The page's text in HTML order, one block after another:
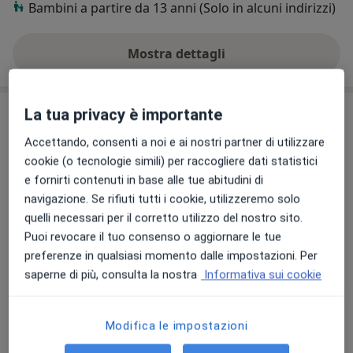
risulta essere predominante quello interno.
Ho conseguito la Laurea in Scienze dell’Investigazione
presso l’Università degli Studi dell’Aquila
del Master in “Tecnologie e Applicazioni per le Indagini
Scientifiche” presso l’Università Degli Studi di Firenze;
ho acquisito diversi perfezionamenti tra cui “Scienze
Forensi” e “Investigazioni Digitali” presso l’università
degli
studi di Milano, in “Grafologia peritale” presso l’istituto
CSI Forensic United Nations Academic Impact di cui ne
sono il referente per le regioni Piemonte e Valle
d’Aosta.
Sono direttore scientifico di un progetto a livello
come evento terminale.
Bambini a partire da 13 anni (Solo in alcuni indirizzi)
Mostra dettagli
sull'esperienza
Prestazioni e prezzi
Colloquio psicologico
Da 70 € Dettagli
Mediazione familiare
100 € Dettagli
Psicoterapia per adolescenti
70 € Dettagli
Psicoterapia familiare
Dettagli
La tua privacy è importante
Accettando, consenti a noi e ai nostri partner di utilizzare
cookie (o tecnologie simili) per raccogliere dati statistici
e fornirti contenuti in base alle tue abitudini di
navigazione. Se rifiuti tutti i cookie, utilizzeremo solo
quelli necessari per il corretto utilizzo del nostro sito.
Puoi revocare il tuo consenso o aggiornare le tue
preferenze in qualsiasi momento dalle impostazioni. Per
saperne di più, consulta la nostra Informativa sui cookie
Modifica le impostazioni